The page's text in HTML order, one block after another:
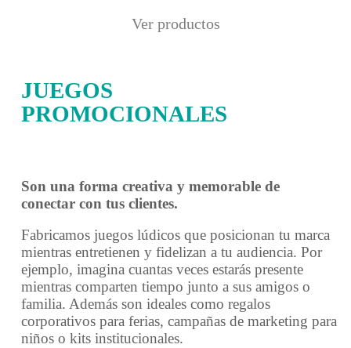
Ver productos
JUEGOS
PROMOCIONALES
Son una forma creativa y memorable de
conectar con tus clientes.
Fabricamos juegos lúdicos que posicionan tu marca
mientras entretienen y fidelizan a tu audiencia. Por
ejemplo, imagina cuantas veces estarás presente
mientras comparten tiempo junto a sus amigos o
familia. Además son ideales como regalos
corporativos para ferias, campañas de marketing para
niños o kits institucionales.